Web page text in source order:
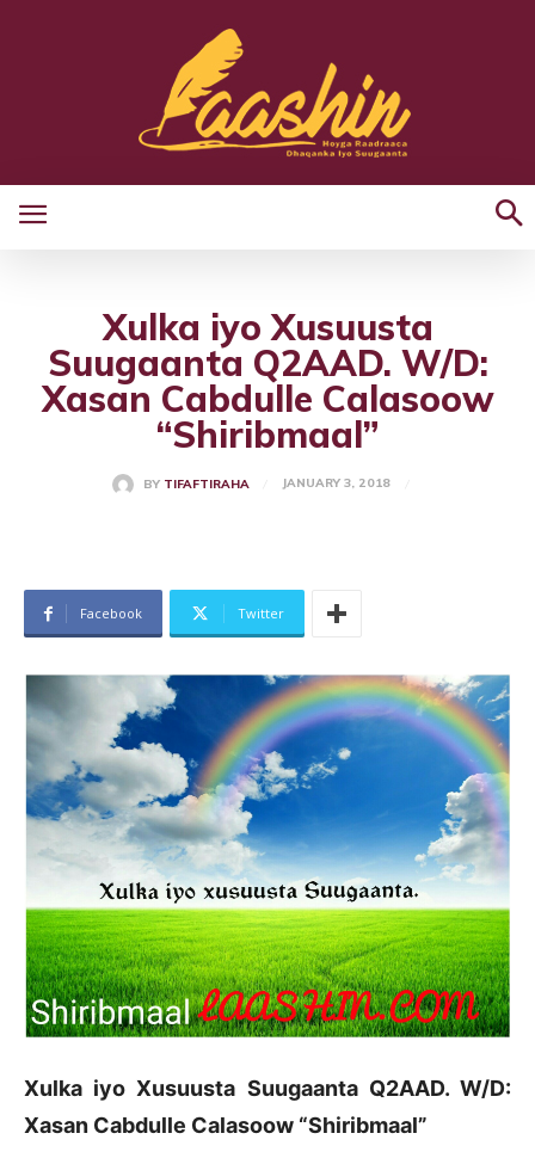
Xulka iyo Xusuusta
Suugaanta Q2AAD. W/D:
Xasan Cabdulle Calasoow
“Shiribmaal”
BY TIFAFTIRAHA JANUARY 3, 2018
Facebook Twitter
Xulka iyo Xusuusta Suugaanta Q2AAD. W/D:
Xasan Cabdulle Calasoow “Shiribmaal”